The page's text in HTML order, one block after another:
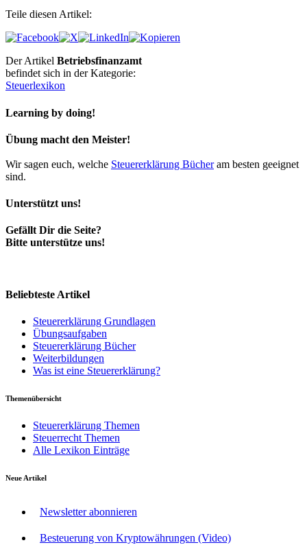
Teile diesen Artikel:
Der Artikel Betriebsfinanzamt
befindet sich in der Kategorie:
Steuerlexikon
Learning by doing!
Übung macht den Meister!
Wir sagen euch, welche Steuererklärung Bücheram besten geeignet
sind.
Unterstützt uns!
Gefällt Dir die Seite?
Bitte unterstütze uns!
Beliebteste Artikel
Steuererklärung Grundlagen
Übungsaufgaben
Steuererklärung Bücher
Weiterbildungen
Was ist eine Steuererklärung?
Themenübersicht
Steuererklärung Themen
Steuerrecht Themen
Alle Lexikon Einträge
Neue Artikel
Newsletter abonnieren
Besteuerung von Kryptowährungen (Video)